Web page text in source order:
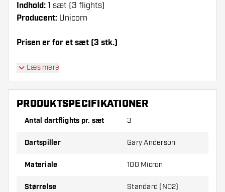
Indhold: 1 sæt (3 flights)
Producent: Unicorn
Prisen er for et sæt (3 stk.)
Dartshopper-tip!
Sørg for, at du har masser af flights og shafts
på lager. Disse kan blive beskadiget eller
Prøv en anden form, et andet materiale eller en
hvilken der passer bedst til dig!
Læs mere
PRODUKTSPECIFIKATIONER
Antal dartflights pr. sæt 3
Dartspiller Gary Anderson
Materiale 100 Micron
Størrelse Standard (NO2)